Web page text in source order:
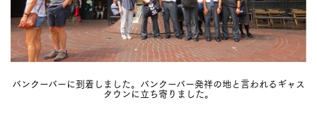
バンクーバーに到着しました。バンクーバー発祥の地と言われるギャス
タウンに立ち寄りました。